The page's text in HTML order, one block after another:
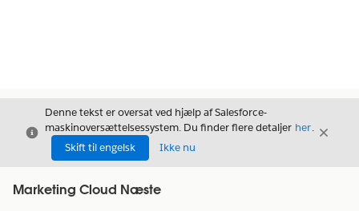
Luk
Denne tekst er oversat ved hjælp af Salesforce-
maskinoversættelsessystem. Du finder flere detaljer her.
Skift til engelsk
Ikke nu
Luk
Marketing Cloud Næste